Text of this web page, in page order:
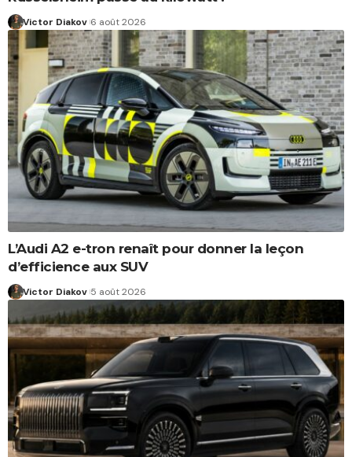
Victor Diakov 6 août 2026
L’Audi A2 e-tron renaît pour donner la leçon
d’efficience aux SUV
Victor Diakov 5 août 2026